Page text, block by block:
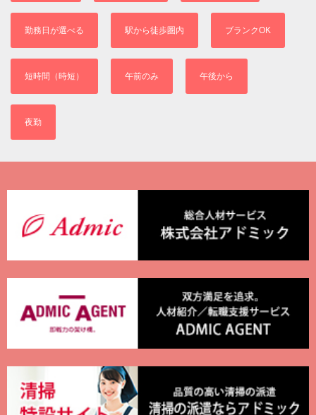
勤務日が選べる 駅から徒歩圏内 ブランクOK
短時間（時短） 午前のみ 午後から
夜勤